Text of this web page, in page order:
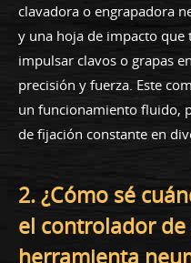
clavadora o engrapadora
y una hoja de impacto
impulsar clavos o grapas
precisión y fuerza. Este
un funcionamiento fluido,
de fijación constante en
2. ¿Cómo sé
el controlador
herramienta